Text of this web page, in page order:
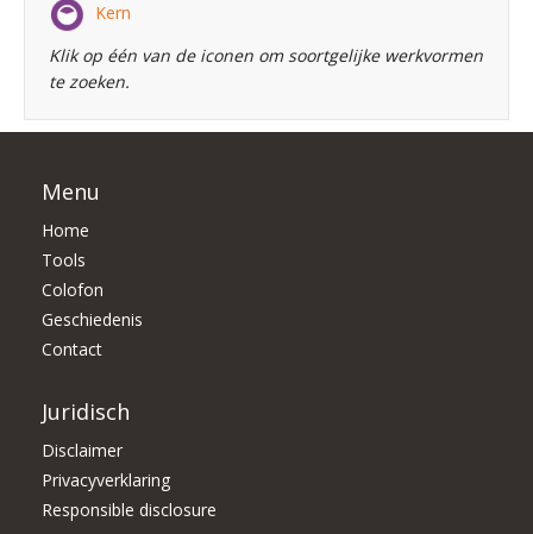
Kern
Klik op één van de iconen om soortgelijke werkvormen
te zoeken.
Menu
Home
Tools
Colofon
Geschiedenis
Contact
Juridisch
Disclaimer
Privacyverklaring
Responsible disclosure